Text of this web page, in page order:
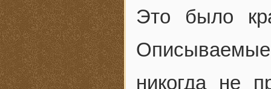
Это было
никогда не